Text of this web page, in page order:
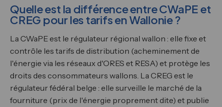
Quelle est la différence entre CWaPE et
CREG pour les tarifs en Wallonie ?
La CWaPE est le régulateur régional wallon : elle fixe et
contrôle les tarifs de distribution (acheminement de
l'énergie via les réseaux d'ORES et RESA) et protège les
droits des consommateurs wallons. La CREG est le
régulateur fédéral belge : elle surveille le marché de la
fourniture (prix de l'énergie proprement dite) et publie